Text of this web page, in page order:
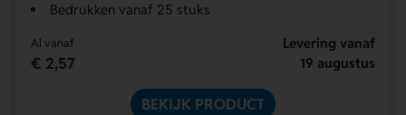
Bedrukken vanaf 25 stuks
Al vanaf
€ 2,57
Levering vanaf
19 augustus
BEKIJK PRODUCT